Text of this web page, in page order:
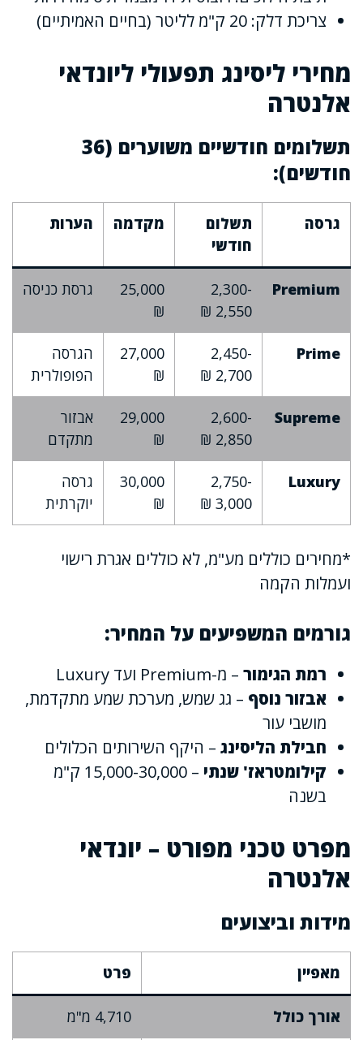
צריכת דלק: 20 ק"מ לליטר (בחיים האמיתיים)
מחירי ליסינג תפעולי ליונדאי
אלנטרה
תשלומים חודשיים משוערים (36
חודשים):
גרסה
תשלום
חודשי
מקדמה הערות
Premium
2,300-
2,550 ₪
25,000
₪
גרסת כניסה
Prime
2,450-
2,700 ₪
27,000
₪
הגרסה
הפופולרית
Supreme
2,600-
2,850 ₪
29,000
₪
אבזור
מתקדם
Luxury
2,750-
3,000 ₪
30,000
₪
גרסה
יוקרתית
*מחירים כוללים מע"מ, לא כוללים אגרת רישוי
ועמלות הקמה
גורמים המשפיעים על המחיר:
רמת הגימור – מ-Premium ועד Luxury
אבזור נוסף – גג שמש, מערכת שמע מתקדמת,
מושבי עור
חבילת הליסינג – היקף השירותים הכלולים
קילומטראז' שנתי
– 15,000-30,000 ק"מ
בשנה
מפרט טכני מפורט – יונדאי
אלנטרה
מידות וביצועים
מאפיין פרט
אורך כולל 4,710 מ"מ